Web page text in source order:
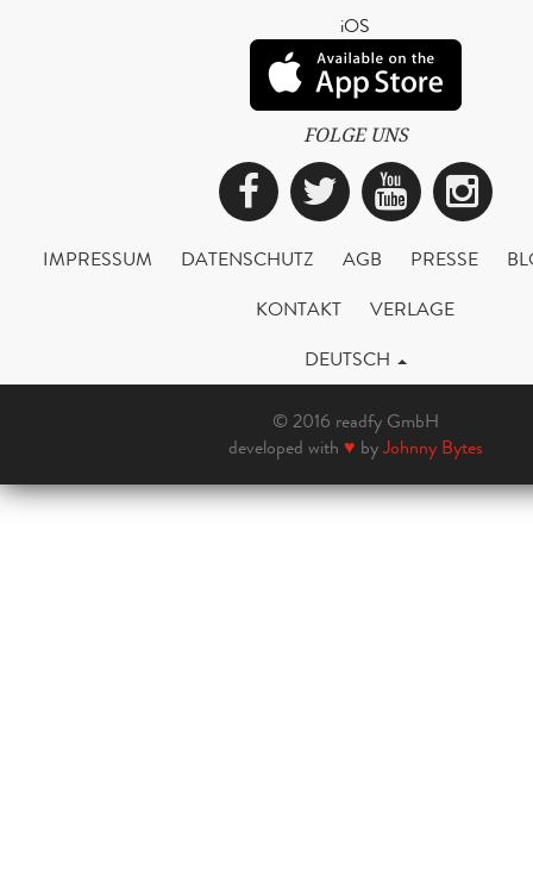
iOS
FOLGE UNS
Facebook
Twitter
IMPRESSUM DATENSCHUTZ AGB PRESSE
KONTAKT
VERLAGE
DEUTSCH
© 2016 readfy GmbH
developed with ♥ byJohnny Bytes